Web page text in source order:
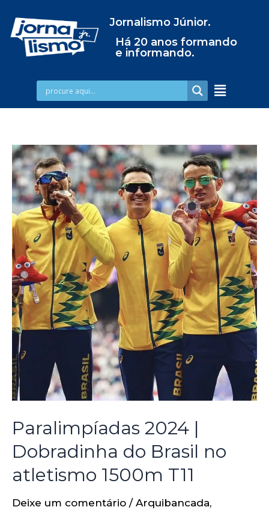
Jornalismo Júnior.
Há 20 anos formando
e informando.
Paralimpíadas 2024 |
Dobradinha do Brasil no
atletismo 1500m T11
Deixe um comentário / Arquibancada,